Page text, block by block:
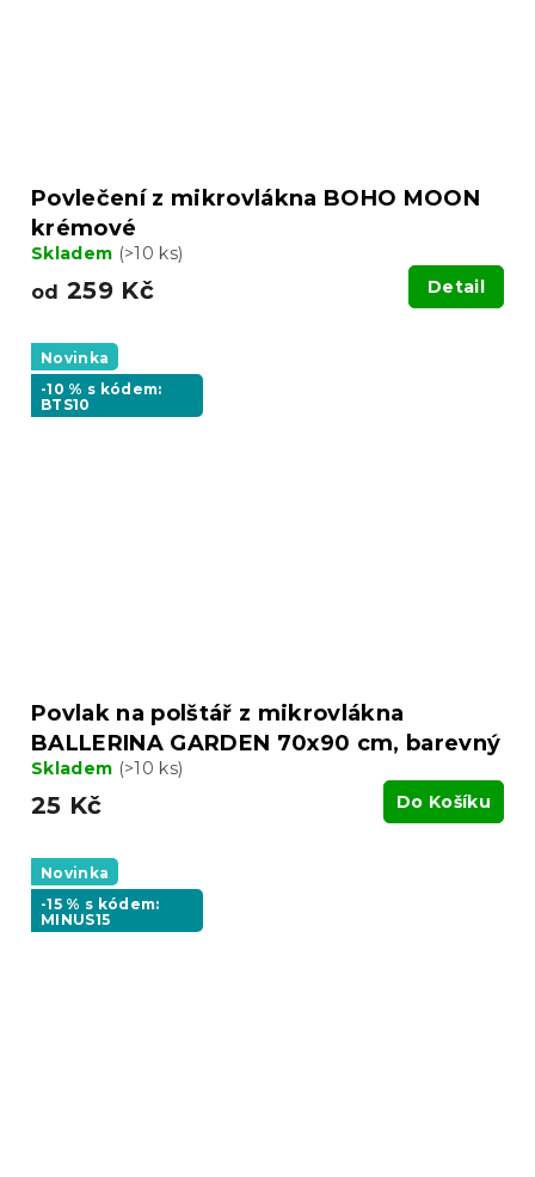
Povlečení z mikrovlákna BOHO MOON
krémové
Skladem (>10 ks)
od 259 Kč Detail
Novinka
-10 % s kódem:
BTS10
Povlak na polštář z mikrovlákna
BALLERINA GARDEN 70x90 cm, barevný
Skladem (>10 ks)
25 Kč Do Košíku
Novinka
-15 % s kódem:
MINUS15